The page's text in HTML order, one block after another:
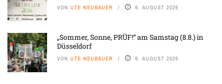
VON UTE NEUBAUER 6. AUGUST 2026
„Sommer, Sonne, PRÜF!“ am Samstag (8.8.) in
Düsseldorf
VON UTE NEUBAUER 6. AUGUST 2026